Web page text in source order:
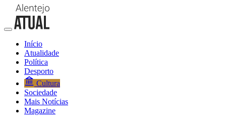
Início
Atualidade
Política
Desporto
Cultura
Sociedade
Mais Notícias
Magazine